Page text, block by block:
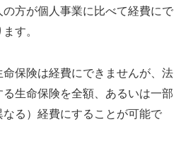
方が個人事業に比べて経費にで
す。
保険は経費にできませんが、法
る生命保険を全額、あるいは一部
なる）経費にすることが可能で